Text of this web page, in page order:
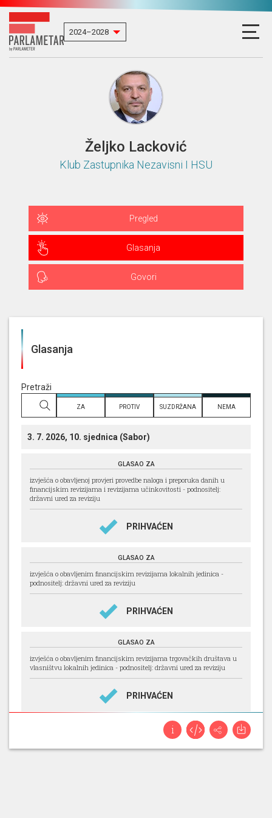
Željko Lacković
Klub Zastupnika Nezavisni I HSU
Pregled
Glasanja
Govori
Glasanja
Pretraži
prema
naslovu
ZA PROTIV SUZDRŽANA NEMA
3. 7. 2026, 10. sjednica (Sabor)
GLASAO ZA
izvješća o obavljenoj provjeri provedbe naloga i preporuka danih u
financijskim revizijama i revizijama učinkovitosti - podnositelj:
državni ured za reviziju
PRIHVAĆEN
GLASAO ZA
izvješća o obavljenim financijskim revizijama lokalnih jedinica -
podnositelj: državni ured za reviziju
PRIHVAĆEN
GLASAO ZA
izvješća o obavljenim financijskim revizijama trgovačkih društava u
vlasništvu lokalnih jedinica - podnositelj: državni ured za reviziju
PRIHVAĆEN
godinu - podnositelj: povjerenik za informiranje